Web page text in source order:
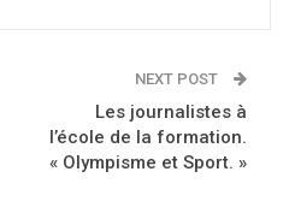
NEXT POST
Les journalistes à
l’école de la formation.
« Olympisme et Sport. »